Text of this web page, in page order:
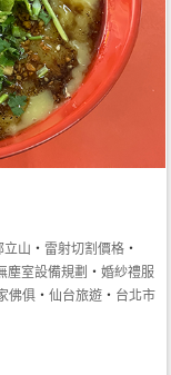
立山 ‧ 雷射切割價格 ‧
塵室設備規劃 ‧婚紗禮服
佛俱 ‧仙台旅遊 ‧ 台北市